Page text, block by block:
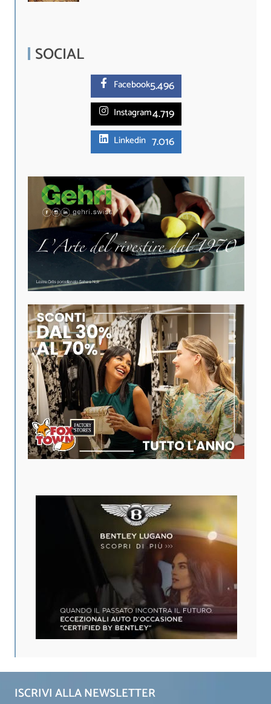
SOCIAL
Facebook5.496
Instagram4.719
Linkedin 7.016
ISCRIVI ALLA NEWSLETTER